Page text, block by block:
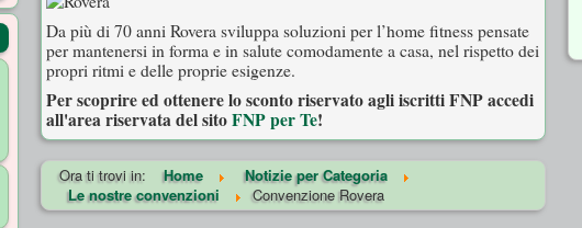
Da più di 70 anni Rovera sviluppa soluzioni per l’home fitness pensate
per mantenersi in forma e in salute comodamente a casa, nel rispetto dei
propri ritmi e delle proprie esigenze.
Per scoprire ed ottenere lo sconto riservato agli iscritti FNP accedi
all'area riservata del sitoFNP per Te!
Ora ti trovi in: Home
Notizie per Categoria
Le nostre convenzioni
Convenzione Rovera